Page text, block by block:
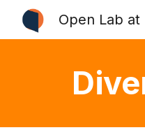
Open Lab